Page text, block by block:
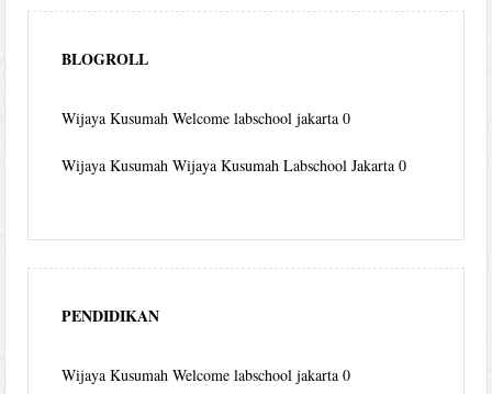
BLOGROLL
Wijaya Kusumah Welcome labschool jakarta 0
Wijaya Kusumah Wijaya Kusumah Labschool Jakarta 0
PENDIDIKAN
Wijaya Kusumah Welcome labschool jakarta 0